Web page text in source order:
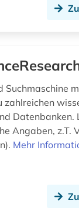
zahlreichen
Datenbanken.
Angaben, z.T.
Mehr